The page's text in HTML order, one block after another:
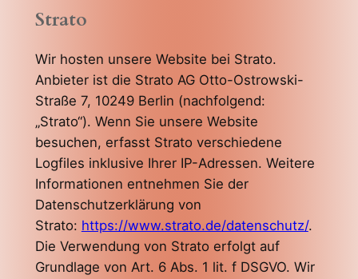
Strato
Wir hosten unsere Website bei Strato.
Anbieter ist die Strato AG Otto-Ostrowski-
Straße 7, 10249 Berlin (nachfolgend:
„Strato“). Wenn Sie unsere Website
besuchen, erfasst Strato verschiedene
Logfiles inklusive Ihrer IP-Adressen. Weitere
Informationen entnehmen Sie der
Datenschutzerklärung von
Strato: https://www.strato.de/datenschutz/.
Die Verwendung von Strato erfolgt auf
Grundlage von Art. 6 Abs. 1 lit. f DSGVO. Wir